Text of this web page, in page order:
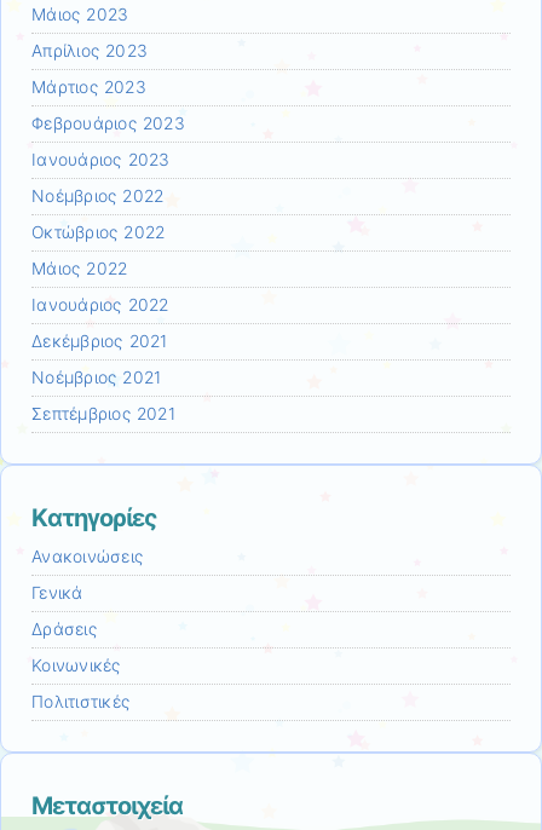
Μάιος 2023
Απρίλιος 2023
Μάρτιος 2023
Φεβρουάριος 2023
Ιανουάριος 2023
Νοέμβριος 2022
Οκτώβριος 2022
Μάιος 2022
Ιανουάριος 2022
Δεκέμβριος 2021
Νοέμβριος 2021
Σεπτέμβριος 2021
Kατηγορίες
Ανακοινώσεις
Γενικά
Δράσεις
Κοινωνικές
Πολιτιστικές
Μεταστοιχεία